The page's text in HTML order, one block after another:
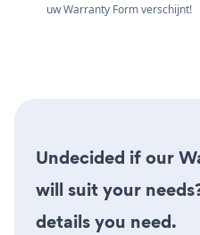
uw Warranty Form verschijnt!
Undecided if our
will suit your
details you need.